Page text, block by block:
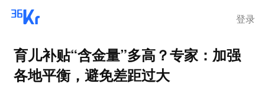
登录
育儿补贴“含金量”多高？专家：加强
各地平衡，避免差距过大